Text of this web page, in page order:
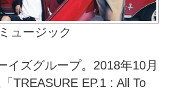
ュージック
イズグループ。2018年10月
TREASURE EP.1 : All To